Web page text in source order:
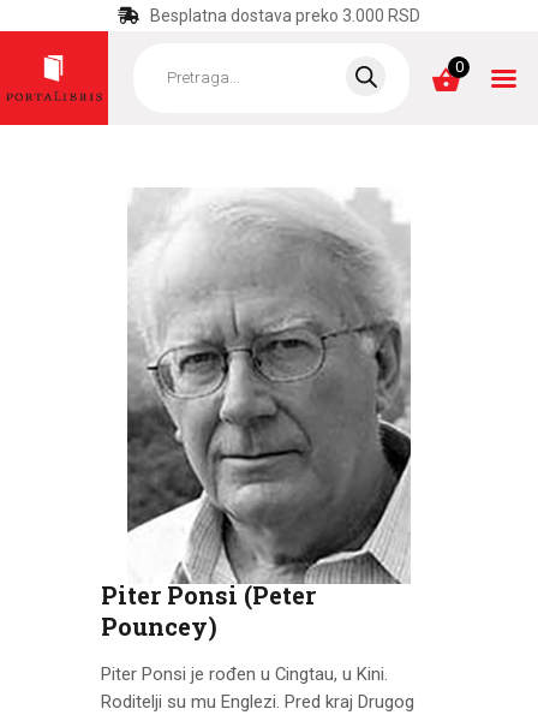
Besplatna dostava preko 3.000 RSD
search 0
POČETNA
KATEGORIJE
NAJPRODAVANIJE
NOVE KNJIGE
OTRGNUTO OD
ZABORAVA
AUTORI
AKTUELNOSTI
CENOVNIK
PISMO
Piter Ponsi (Peter
Pouncey)
Piter Ponsi je rođen u Cingtau, u Kini.
Roditelji su mu Englezi. Pred kraj Drugog